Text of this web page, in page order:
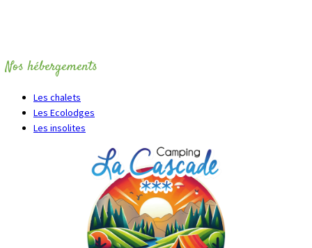
Nos hébergements
Les chalets
Les Ecolodges
Les insolites